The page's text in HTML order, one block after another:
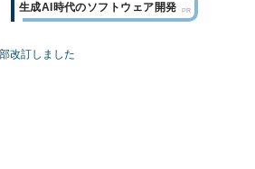
生成AI時代のソフトウェア開発
改訂しました